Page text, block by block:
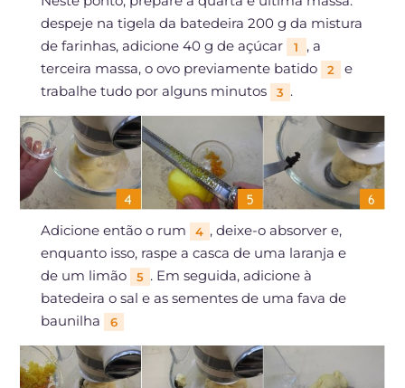
despeje na tigela da batedeira 200 g da mistura
de farinhas, adicione 40 g de açúcar
1
, a
terceira massa, o ovo previamente batido
2
e
trabalhe tudo por alguns minutos
3 .
Adicione então o rum 4 , deixe-o absorver e,
enquanto isso, raspe a casca de uma laranja e
de um limão
5 . Em seguida, adicione à
batedeira o sal e as sementes de uma fava de
baunilha
6